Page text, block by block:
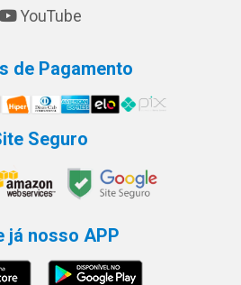
YouTube
de Pagamento
Seguro
já nosso APP